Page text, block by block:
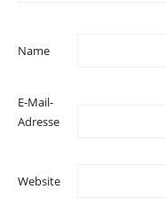
Name
E-Mail-
Adresse
Website